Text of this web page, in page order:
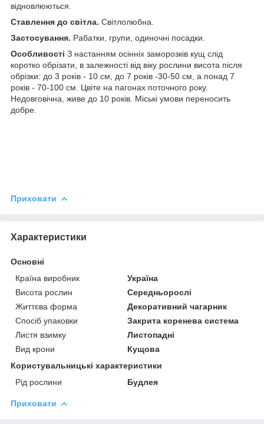
відновлюються.
Ставлення до світла. Світлолюбна.
Застосування. Рабатки, групи, одиночні посадки.
Особливості З настанням осінніх заморозків кущ слід
коротко обрізати, в залежності від віку рослини висота після
обрізки: до 3 років - 10 см, до 7 років -30-50 см, а понад 7
років - 70-100 см. Цвіте на пагонах поточного року.
Недовговічна, живе до 10 років. Міські умови переносить
добре.
Приховати
Характеристики
Основні
Країна виробник
Україна
Висота рослин
Середньорослі
Життєва форма
Декоративний чагарник
Спосіб упаковки
Закрита коренева система
Листя взимку
Листопадні
Вид крони
Кущова
Користувальницькі характеристики
Рід рослини
Будлея
Приховати